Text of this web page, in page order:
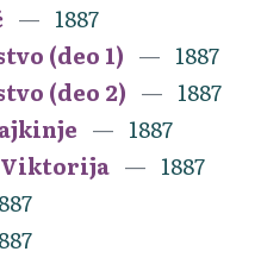
1887
(deo 1)
1887
(deo 2)
1887
1887
Viktorija
1887